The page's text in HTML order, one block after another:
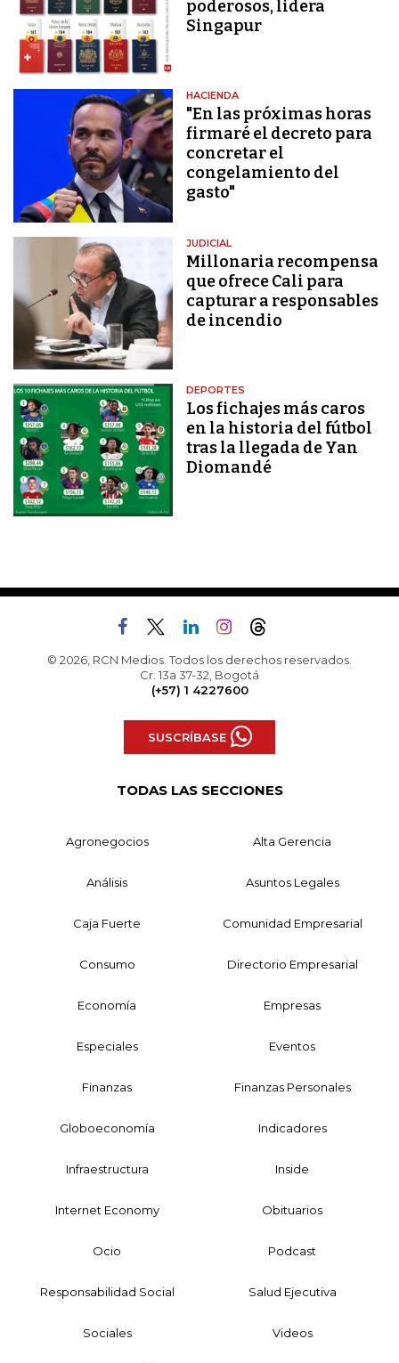
poderosos, lidera
Singapur
HACIENDA
"En las próximas horas
firmaré el decreto para
concretar el
congelamiento del
gasto"
JUDICIAL
Millonaria recompensa
que ofrece Cali para
capturar a responsables
de incendio
DEPORTES
Los fichajes más caros
en la historia del fútbol
tras la llegada de Yan
Diomandé
© 2026, RCN Medios. Todos los derechos reservados.
Cr. 13a 37-32, Bogotá
(+57) 1 4227600
SUSCRÍBASE
TODAS LAS SECCIONES
Agronegocios Alta Gerencia
Análisis Asuntos Legales
Caja Fuerte Comunidad Empresarial
Consumo Directorio Empresarial
Economía Empresas
Especiales Eventos
Finanzas Finanzas Personales
Globoeconomía Indicadores
Infraestructura Inside
Internet Economy Obituarios
Ocio Podcast
Responsabilidad Social Salud Ejecutiva
Sociales Videos